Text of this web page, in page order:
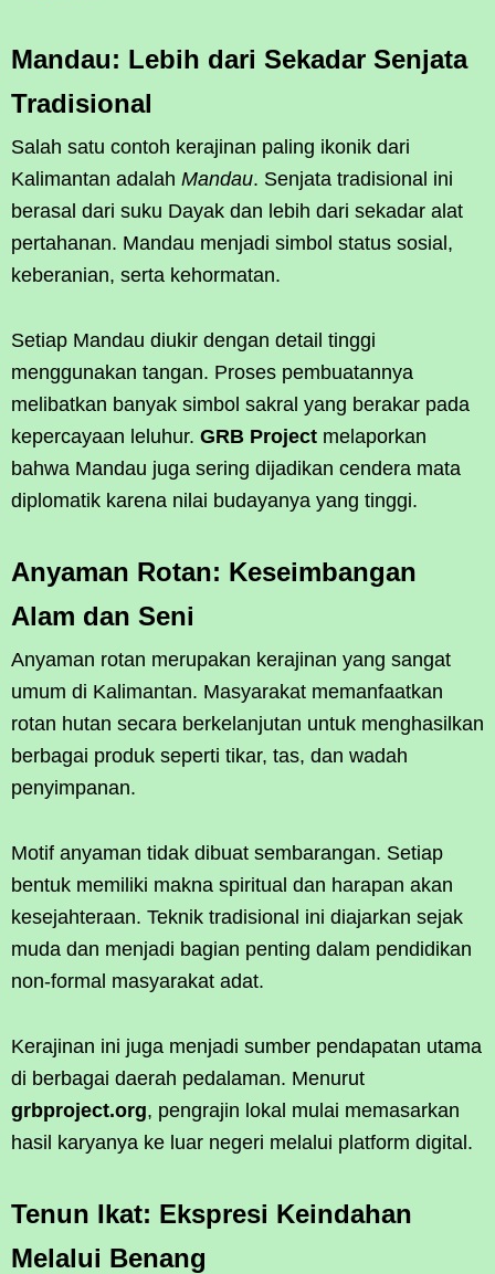
Mandau: Lebih dari Sekadar Senjata
Tradisional
Salah satu contoh kerajinan paling ikonik dari
Kalimantan adalah Mandau. Senjata tradisional ini
berasal dari suku Dayak dan lebih dari sekadar alat
pertahanan. Mandau menjadi simbol status sosial,
keberanian, serta kehormatan.
Setiap Mandau diukir dengan detail tinggi
menggunakan tangan. Proses pembuatannya
melibatkan banyak simbol sakral yang berakar pada
kepercayaan leluhur. GRB Project melaporkan
bahwa Mandau juga sering dijadikan cendera mata
diplomatik karena nilai budayanya yang tinggi.
Anyaman Rotan: Keseimbangan
Alam dan Seni
Anyaman rotan merupakan kerajinan yang sangat
umum di Kalimantan. Masyarakat memanfaatkan
rotan hutan secara berkelanjutan untuk menghasilkan
berbagai produk seperti tikar, tas, dan wadah
penyimpanan.
Motif anyaman tidak dibuat sembarangan. Setiap
bentuk memiliki makna spiritual dan harapan akan
kesejahteraan. Teknik tradisional ini diajarkan sejak
muda dan menjadi bagian penting dalam pendidikan
non-formal masyarakat adat.
Kerajinan ini juga menjadi sumber pendapatan utama
di berbagai daerah pedalaman. Menurut
grbproject.org, pengrajin lokal mulai memasarkan
hasil karyanya ke luar negeri melalui platform digital.
Tenun Ikat: Ekspresi Keindahan
Melalui Benang